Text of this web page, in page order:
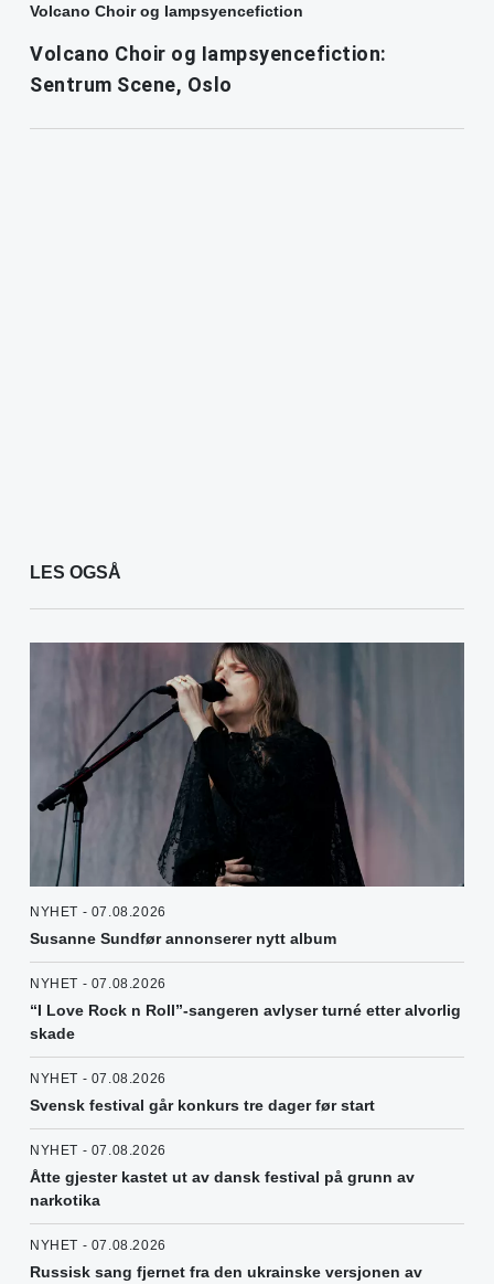
Volcano Choir og Iampsyencefiction
Volcano Choir og Iampsyencefiction:
Sentrum Scene, Oslo
LES OGSÅ
NYHET - 07.08.2026
Susanne Sundfør annonserer nytt album
NYHET - 07.08.2026
“I Love Rock n Roll”-sangeren avlyser turné etter alvorlig
skade
NYHET - 07.08.2026
Svensk festival går konkurs tre dager før start
NYHET - 07.08.2026
Åtte gjester kastet ut av dansk festival på grunn av
narkotika
NYHET - 07.08.2026
Russisk sang fjernet fra den ukrainske versjonen av